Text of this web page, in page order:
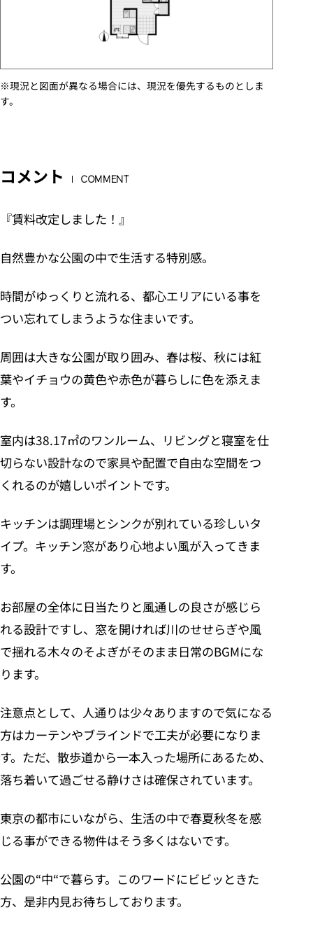
※現況と図面が異なる場合には、現況を優先するものとしま
す。
コメント COMMENT
『賃料改定しました！』
自然豊かな公園の中で生活する特別感。
時間がゆっくりと流れる、都心エリアにいる事を
つい忘れてしまうような住まいです。
周囲は大きな公園が取り囲み、春は桜、秋には紅
葉やイチョウの黄色や赤色が暮らしに色を添えま
す。
室内は38.17㎡のワンルーム、リビングと寝室を仕
切らない設計なので家具や配置で自由な空間をつ
くれるのが嬉しいポイントです。
キッチンは調理場とシンクが別れている珍しいタ
イプ。キッチン窓があり心地よい風が入ってきま
す。
お部屋の全体に日当たりと風通しの良さが感じら
れる設計ですし、窓を開ければ川のせせらぎや風
で揺れる木々のそよぎがそのまま日常のBGMにな
ります。
注意点として、人通りは少々ありますので気になる
方はカーテンやブラインドで工夫が必要になりま
す。ただ、散歩道から一本入った場所にあるため、
落ち着いて過ごせる静けさは確保されています。
東京の都市にいながら、生活の中で春夏秋冬を感
じる事ができる物件はそう多くはないです。
公園の“中“で暮らす。このワードにビビッときた
方、是非内見お待ちしております。